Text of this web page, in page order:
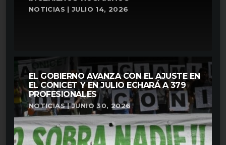
NOTICIAS | JULIO 14, 2026
EL GOBIERNO AVANZA CON EL AJUSTE EN
EL CONICET Y EN JULIO ECHARÁ A 379
PROFESIONALES
NOTICIAS | JUNIO 30, 2026